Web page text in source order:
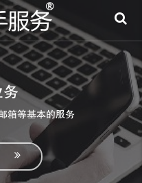
务
箱等基本的服务